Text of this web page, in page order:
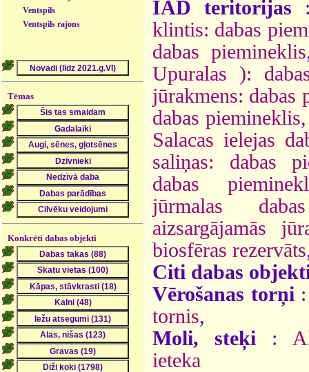
Ventspils
Ventspils rajons
Tēmas
Konkrēti dabas objekti
ĪAD teritorijas
klintis: dabas
dabas piemineklis
Upuralas ):
jūrakmens: dabas
dabas piemineklis
Salacas ielejas
saliņas: dabas
dabas
jūrmalas
aizsargājamās
biosfēras rezervāts
Citi dabas
Vērošanas torņi
tornis,
Moli, steķi :
ieteka